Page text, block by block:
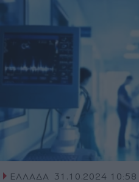
ΕΛΛΑΔΑ
31.10.2024 10:58